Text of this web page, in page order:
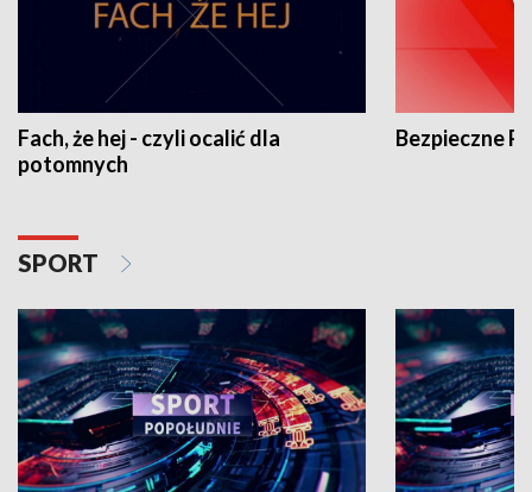
Fach, że hej - czyli ocalić dla
potomnych
Bezpieczne
SPORT